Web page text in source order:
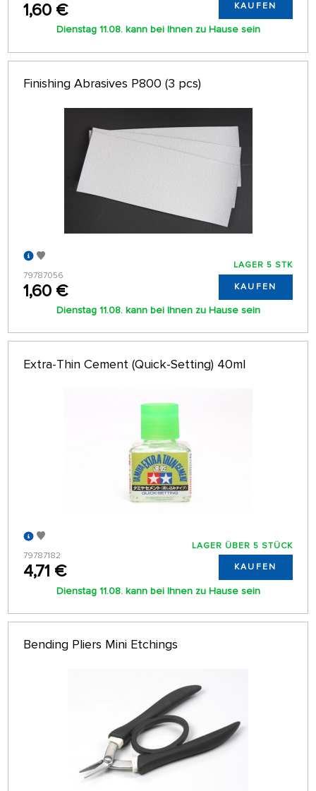
1,60 € KAUFEN
Dienstag 11.08. kann bei Ihnen zu Hause sein
Finishing Abrasives P800 (3 pcs)
79787056
1,60 €
LAGER 5 STK
KAUFEN
Dienstag 11.08. kann bei Ihnen zu Hause sein
Extra-Thin Cement (Quick-Setting) 40ml
79787182
4,71 €
LAGER ÜBER 5 STÜCK
KAUFEN
Dienstag 11.08. kann bei Ihnen zu Hause sein
Bending Pliers Mini Etchings